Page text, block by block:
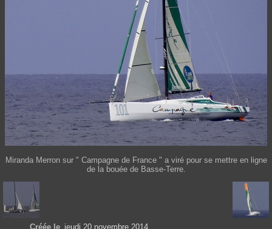
Miranda Merron sur " Campagne de France " a viré pour se mettre en ligne
de la bouée de Basse-Terre.
Créée le jeudi 20 novembre 2014